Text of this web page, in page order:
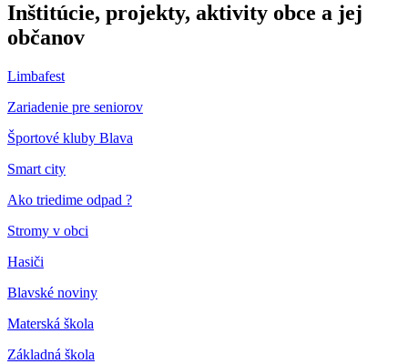
Inštitúcie, projekty, aktivity obce a jej
občanov
Limbafest
Zariadenie pre seniorov
Športové kluby Blava
Smart city
Ako triedime odpad ?
Stromy v obci
Hasiči
Blavské noviny
Materská škola
Základná škola